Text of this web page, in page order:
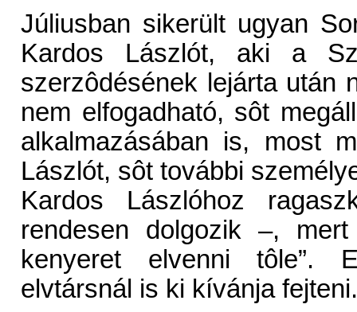
Júliusban sikerült ugyan
Kardos Lászlót, aki a
szerzôdésének lejárta után
nem elfogadható, sôt
alkalmazásában is, most
Lászlót, sôt további
Kardos Lászlóhoz
rendesen dolgozik –,
kenyeret elvenni tôle”.
elvtársnál is ki kívánja fejteni.